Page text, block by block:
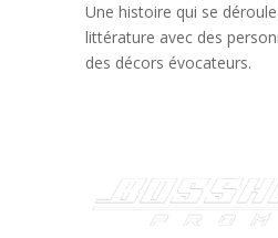
Une histoire qui se
littérature avec des
des décors évocateurs.